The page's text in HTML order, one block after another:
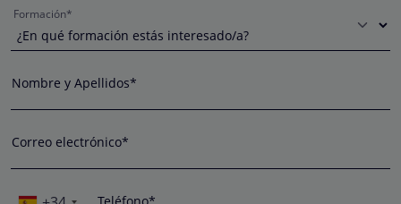
Formación*
Nombre y Apellidos*
Correo electrónico*